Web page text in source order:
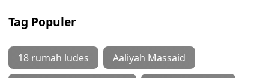
Tag Populer
18 rumah ludes Aaliyah Massaid